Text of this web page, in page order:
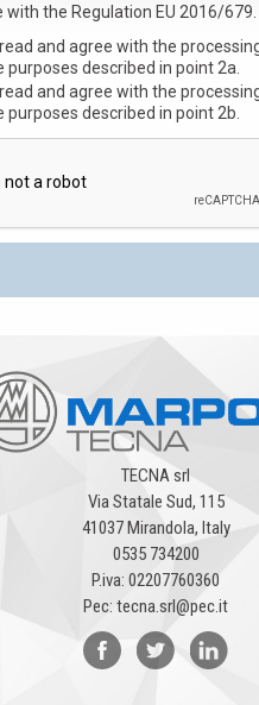
with the Regulation EU 2016/679.
read and agree with the
described in point 2a.
read and agree with the
described in point 2b.
TECNA srl
Via Statale Sud, 115
41037 Mirandola, Italy
0535 734200
P.iva: 02207760360
Pec: tecna.srl@pec.it